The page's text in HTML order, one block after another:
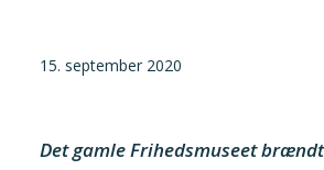
15. september 2020
Det gamle Frihedsmuseet